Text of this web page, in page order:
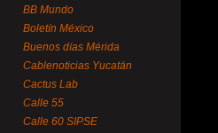
BB Mundo
Boletín México
Buenos días Mérida
Cablenoticias Yucatán
Cactus Lab
Calle 55
Calle 60 SIPSE